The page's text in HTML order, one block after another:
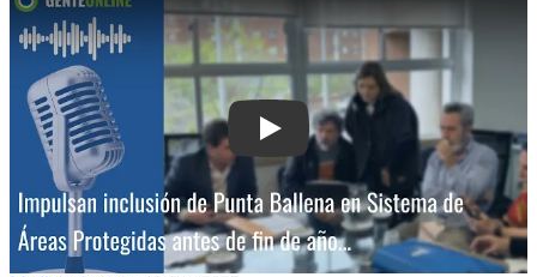
Play: Impulsan propuesta para incluir